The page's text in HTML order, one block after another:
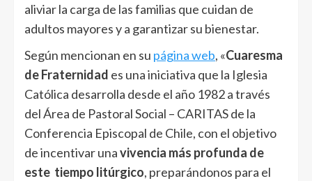
aliviar la carga de las familias que cuidan de
adultos mayores y a garantizar su bienestar.
Según mencionan en su página web, «Cuaresma
de Fraternidad es una iniciativa que la Iglesia
Católica desarrolla desde el año 1982 a través
del Área de Pastoral Social – CARITAS de la
Conferencia Episcopal de Chile, con el objetivo
de incentivar unavivencia más profunda de
este tiempo litúrgico, preparándonos para el